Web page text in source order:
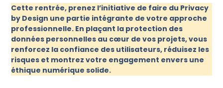
Cette rentrée, prenez l’initiative de faire du Privacy
by Design une partie intégrante de votre approche
professionnelle. En plaçant la protection des
données personnelles au cœur de vos projets, vous
renforcez la confiance des utilisateurs, réduisez les
risques et montrez votre engagement envers une
éthique numérique solide.